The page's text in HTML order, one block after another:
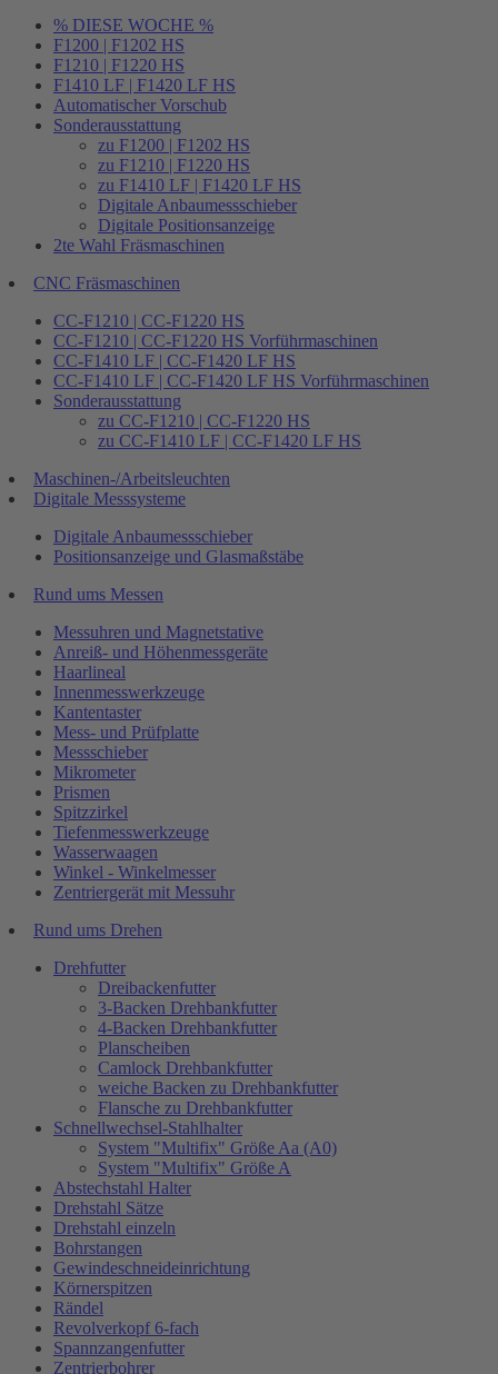
% DIESE WOCHE %
F1200 | F1202 HS
F1210 | F1220 HS
F1410 LF | F1420 LF HS
Automatischer Vorschub
Sonderausstattung
zu F1200 | F1202 HS
zu F1210 | F1220 HS
zu F1410 LF | F1420 LF HS
Digitale Anbaumessschieber
Digitale Positionsanzeige
2te Wahl Fräsmaschinen
CNC Fräsmaschinen
CC-F1210 | CC-F1220 HS
CC-F1210 | CC-F1220 HS Vorführmaschinen
CC-F1410 LF | CC-F1420 LF HS
CC-F1410 LF | CC-F1420 LF HS Vorführmaschinen
Sonderausstattung
zu CC-F1210 | CC-F1220 HS
zu CC-F1410 LF | CC-F1420 LF HS
Maschinen-/Arbeitsleuchten
Digitale Messsysteme
Digitale Anbaumessschieber
Positionsanzeige und Glasmaßstäbe
Rund ums Messen
Messuhren und Magnetstative
Anreiß- und Höhenmessgeräte
Haarlineal
Innenmesswerkzeuge
Kantentaster
Mess- und Prüfplatte
Messschieber
Mikrometer
Prismen
Spitzzirkel
Tiefenmesswerkzeuge
Wasserwaagen
Winkel - Winkelmesser
Zentriergerät mit Messuhr
Rund ums Drehen
Drehfutter
Dreibackenfutter
3-Backen Drehbankfutter
4-Backen Drehbankfutter
Planscheiben
Camlock Drehbankfutter
weiche Backen zu Drehbankfutter
Flansche zu Drehbankfutter
Schnellwechsel-Stahlhalter
System "Multifix" Größe Aa (A0)
System "Multifix" Größe A
Abstechstahl Halter
Drehstahl Sätze
Drehstahl einzeln
Bohrstangen
Gewindeschneideinrichtung
Körnerspitzen
Rändel
Revolverkopf 6-fach
Spannzangenfutter
Zentrierbohrer